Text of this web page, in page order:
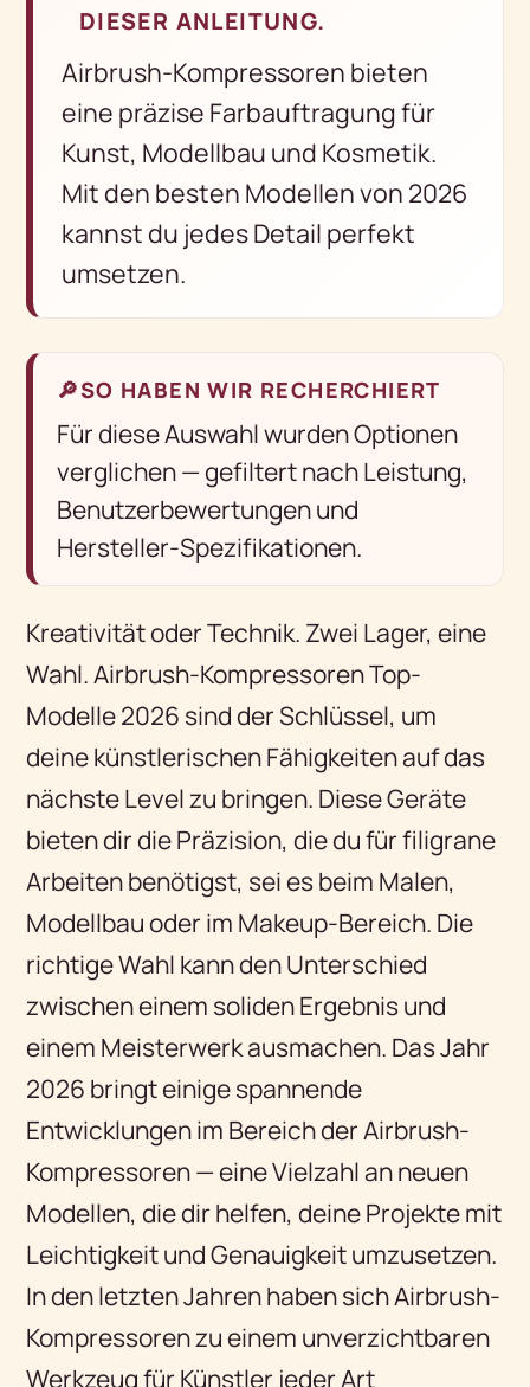
DIESER ANLEITUNG.
Airbrush-Kompressoren bieten
eine präzise Farbauftragung für
Kunst, Modellbau und Kosmetik.
Mit den besten Modellen von 2026
kannst du jedes Detail perfekt
umsetzen.
🔎SO HABEN WIR RECHERCHIERT
Für diese Auswahl wurden Optionen
verglichen — gefiltert nach Leistung,
Benutzerbewertungen und
Hersteller-Spezifikationen.
Kreativität oder Technik. Zwei Lager, eine
Wahl. Airbrush-Kompressoren Top-
Modelle 2026 sind der Schlüssel, um
deine künstlerischen Fähigkeiten auf das
nächste Level zu bringen. Diese Geräte
bieten dir die Präzision, die du für filigrane
Arbeiten benötigst, sei es beim Malen,
Modellbau oder im Makeup-Bereich. Die
richtige Wahl kann den Unterschied
zwischen einem soliden Ergebnis und
einem Meisterwerk ausmachen. Das Jahr
2026 bringt einige spannende
Entwicklungen im Bereich der Airbrush-
Kompressoren — eine Vielzahl an neuen
Modellen, die dir helfen, deine Projekte mit
Leichtigkeit und Genauigkeit umzusetzen.
In den letzten Jahren haben sich Airbrush-
Kompressoren zu einem unverzichtbaren
Werkzeug für Künstler jeder Art